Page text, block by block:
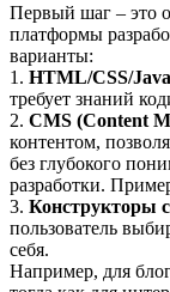
Первый шаг – это
платформы
варианты:
1. HTML/CSS/
требует знаний
2. CMS (Content
контентом,
без глубокого
разработки.
3. Конструкторы
пользователь
себя.
Например, для